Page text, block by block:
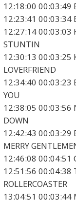
12:18:00 00:03:49
12:23:41 00:03:34
12:27:14 00:03:03
STUNTIN
12:30:13 00:03:25
LOVERFRIEND
12:34:40 00:03:23
YOU
12:38:05 00:03:56
DOWN
12:42:43 00:03:29
MERRY
12:46:08 00:04:51
12:51:56 00:04:38
ROLLERCOASTER
13:04:51 00:03:44